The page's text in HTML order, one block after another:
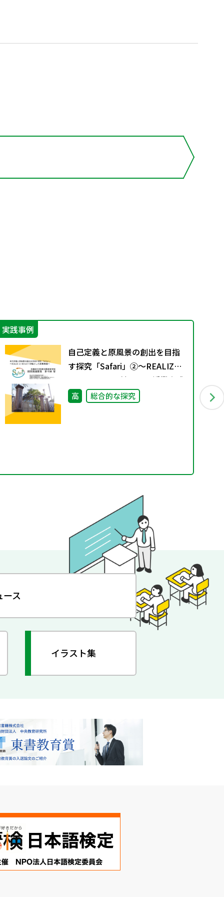
実践事例
自己定義と原風景の創出を目指
す探究「Safari」②～REALIZE
とREFLECTを軸とした授業実践
～高 総合的な探究
ース
イラスト集